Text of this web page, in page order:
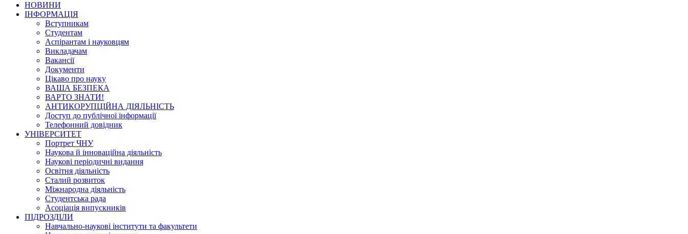
НОВИНИ
ІНФОРМАЦІЯ
Вступникам
Студентам
Аспірантам і науковцям
Викладачам
Вакансії
Документи
Цікаво про науку
ВАША БЕЗПЕКА
ВАРТО ЗНАТИ!
АНТИКОРУПЦІЙНА ДІЯЛЬНІСТЬ
Доступ до публічної інформації
Телефонний довідник
УНІВЕРСИТЕТ
Портрет ЧНУ
Наукова й інноваційна діяльність
Наукові періодичні видання
Освітня діяльність
Сталий розвиток
Міжнародна діяльність
Студентська рада
Асоціація випускників
ПІДРОЗДІЛИ
Навчально-наукові інститути та факультети